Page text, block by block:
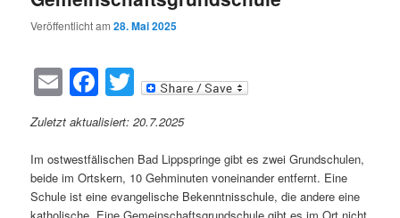
Veröffentlicht am28. Mai 2025
EmailFacebook
Twitter
Zuletzt aktualisiert: 20.7.2025
Im ostwestfälischen Bad Lippspringe gibt es zwei Grundschulen,
beide im Ortskern, 10 Gehminuten voneinander entfernt. Eine
Schule ist eine evangelische Bekenntnisschule, die andere eine